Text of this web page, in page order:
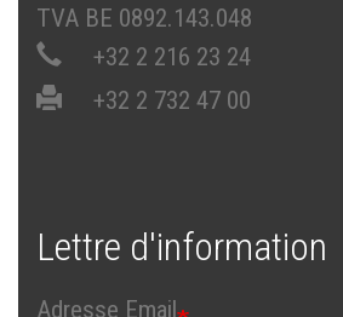
TVA BE 0892.143.048
+32 2 216 23 24
+32 2 732 47 00
Lettre d'information
Adresse Email